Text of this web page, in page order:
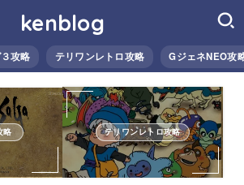
kenblog
攻略 テリワンレトロ攻略 GジェネNEO攻
略 テリワンレトロ攻略